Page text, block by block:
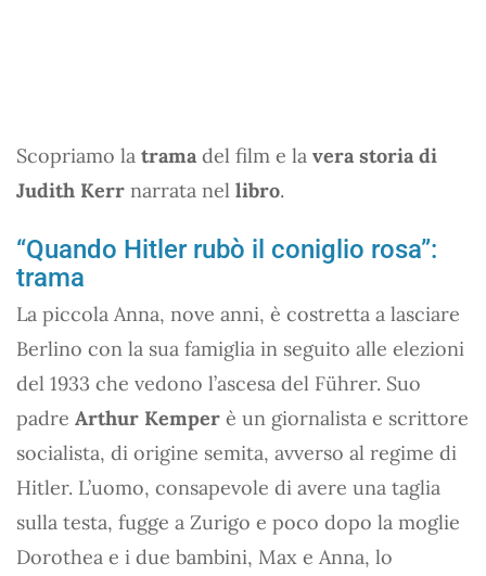
Scopriamo la trama del film e la vera storia di
Judith Kerr narrata nel libro.
“Quando Hitler rubò il coniglio rosa”:
trama
La piccola Anna, nove anni, è costretta a lasciare
Berlino con la sua famiglia in seguito alle elezioni
del 1933 che vedono l’ascesa del Führer. Suo
padre Arthur Kemper è un giornalista e scrittore
socialista, di origine semita, avverso al regime di
Hitler. L’uomo, consapevole di avere una taglia
sulla testa, fugge a Zurigo e poco dopo la moglie
Dorothea e i due bambini, Max e Anna, lo